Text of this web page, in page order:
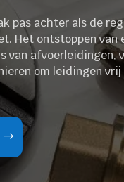
pas achter als de
Het ontstoppen van
van afvoerleidingen,
om leidingen